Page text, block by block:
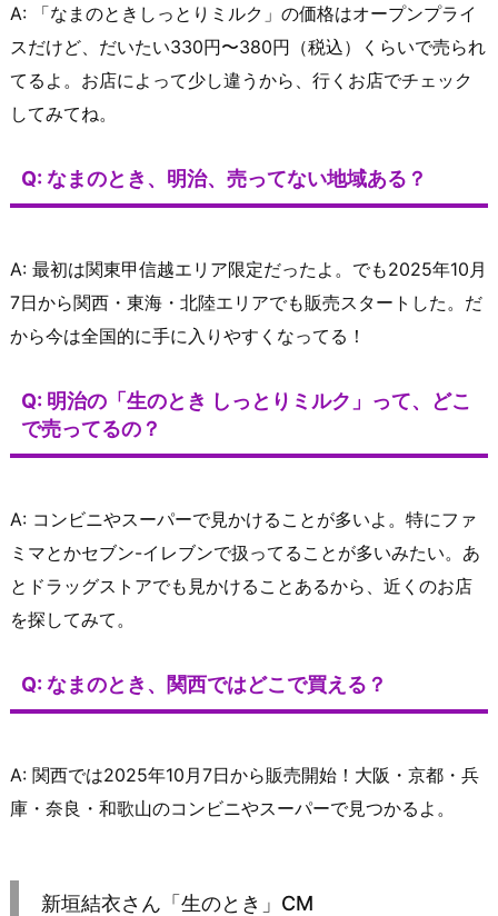
A: 「なまのときしっとりミルク」の価格はオープンプライ
スだけど、だいたい330円〜380円（税込）くらいで売られ
てるよ。お店によって少し違うから、行くお店でチェック
してみてね。
Q: なまのとき、明治、売ってない地域ある？
A: 最初は関東甲信越エリア限定だったよ。でも2025年10月
7日から関西・東海・北陸エリアでも販売スタートした。だ
から今は全国的に手に入りやすくなってる！
Q: 明治の「生のとき しっとりミルク」って、どこ
で売ってるの？
A: コンビニやスーパーで見かけることが多いよ。特にファ
ミマとかセブン-イレブンで扱ってることが多いみたい。あ
とドラッグストアでも見かけることあるから、近くのお店
を探してみて。
Q: なまのとき、関西ではどこで買える？
A: 関西では2025年10月7日から販売開始！大阪・京都・兵
庫・奈良・和歌山のコンビニやスーパーで見つかるよ。
新垣結衣さん「生のとき」CM